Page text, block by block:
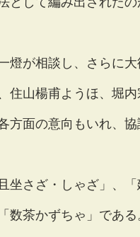
が相談し、さらに
住山楊甫ようほ、堀
方面の意向もいれ、
さざ・しゃざ」、「
数茶かずちゃ」であ